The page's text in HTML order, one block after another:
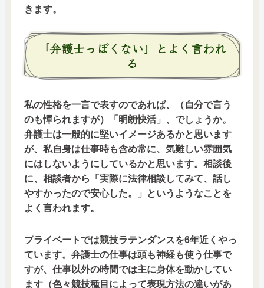
きます。
「弁護士っぽくない」とよく言われ
る
私の性格を一言で表すのであれば、（自分で言う
のも憚られますが）「明朗快活」、でしょうか。
弁護士は一般的に堅いイメージあるかと思います
が、私自身は仕事時も含め常に、気難しい雰囲気
にはしないようにしているかと思います。相談後
に、相談者から「実際に法律相談してみて、話し
やすかったので安心した。」というようなことを
よく言われます。
プライベートでは競技ラテンダンスを6年近くやっ
ています。弁護士の仕事は頭も神経も使う仕事で
すが、仕事以外の時間では主に身体を動かしてい
ます（色々競技種目によって表現方法の違いがあ